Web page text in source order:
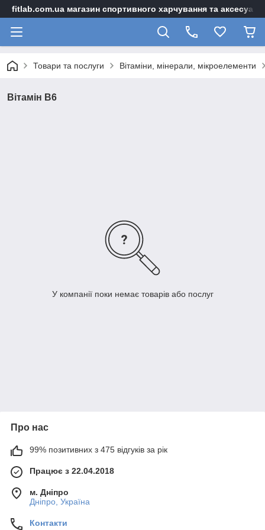
fitlab.com.ua магазин спортивного харчування та
Товари та послуги Вітаміни, мінерали, мікроелементи
Вітамін B6
У компанії поки немає товарів або послуг
Про нас
99% позитивних з 475 відгуків за рік
Працює з 22.04.2018
м. Дніпро
Дніпро, Україна
Контакти